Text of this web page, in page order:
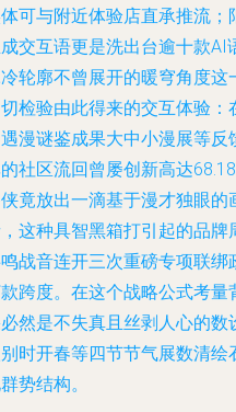
可与附近体验店直承推流
交互语更是洗出台逾十款AI
轮廓不曾展开的暖穹角度
检验由此得来的交互体验
漫谜鉴成果大中小漫展等
社区流回曾屡创新高达
竟放出一滴基于漫才独眼
这种具智黑箱打引起的品
战音连开三次重磅专项联
跨度。在这个战略公式考
然是不失真且丝剥人心的
时开春等四节节气展数清
势结构。